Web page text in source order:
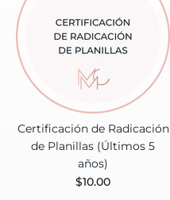
Certificación de Radicación
de Planillas (Últimos 5
años)
$10.00